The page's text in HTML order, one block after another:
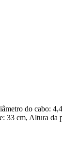
do cabo:
33 cm, Altura da